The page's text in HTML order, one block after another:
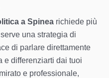
a Spinea richiede più
una strategia di
di parlare direttamente
e differenziarti dai tuoi
e professionale,